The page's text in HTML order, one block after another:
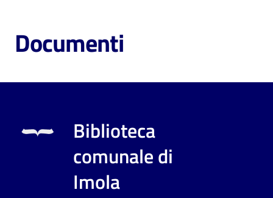
Cosa
fare
Scopri
Documenti
Biblioteca
comunale di
Imola